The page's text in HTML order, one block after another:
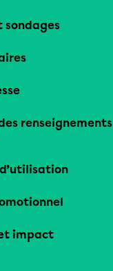
sondages
renseignements
impact